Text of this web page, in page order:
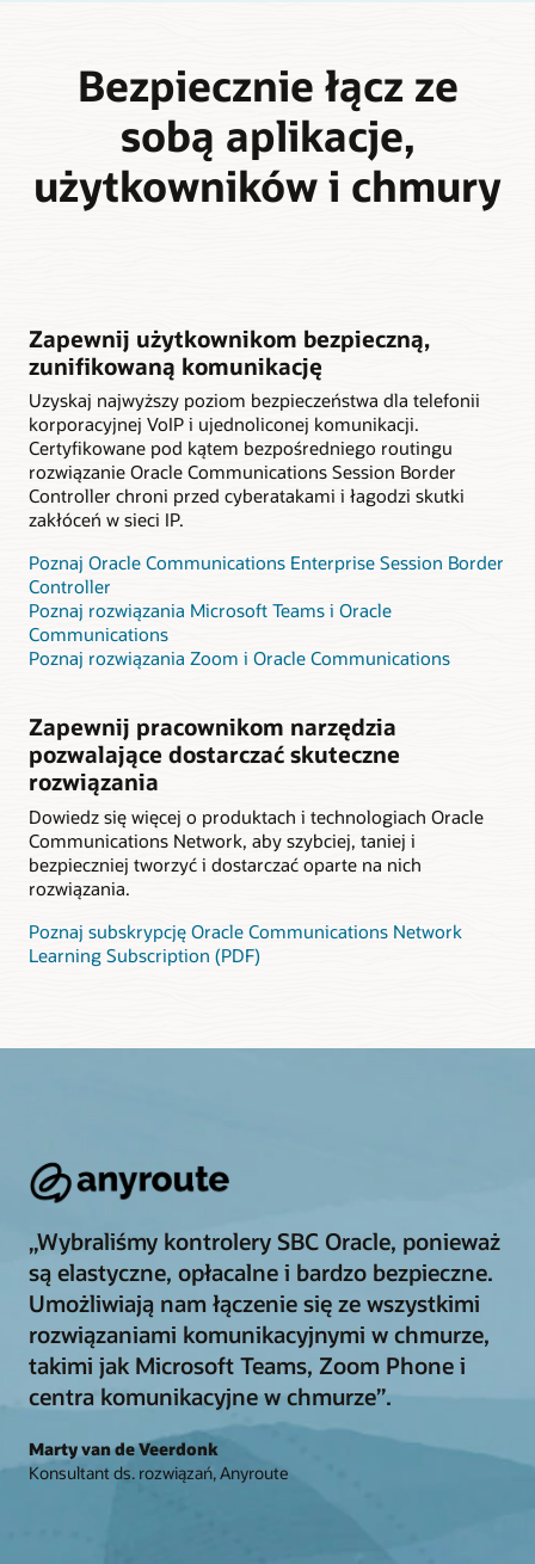
Bezpiecznie łącz ze
sobą aplikacje,
użytkowników i chmury
Zapewnij użytkownikom bezpieczną,
zunifikowaną komunikację
Uzyskaj najwyższy poziom bezpieczeństwa dla telefonii
korporacyjnej VoIP i ujednoliconej komunikacji.
Certyfikowane pod kątem bezpośredniego routingu
rozwiązanie Oracle Communications Session Border
Controller chroni przed cyberatakami i łagodzi skutki
zakłóceń w sieci IP.
Poznaj Oracle Communications Enterprise Session Border
Controller
Poznaj rozwiązania Microsoft Teams i Oracle
Communications
Poznaj rozwiązania Zoom i Oracle Communications
Zapewnij pracownikom narzędzia
pozwalające dostarczać skuteczne
rozwiązania
Dowiedz się więcej o produktach i technologiach Oracle
Communications Network, aby szybciej, taniej i
bezpieczniej tworzyć i dostarczać oparte na nich
rozwiązania.
Poznaj subskrypcję Oracle Communications Network
Learning Subscription (PDF)
„Wybraliśmy kontrolery SBC Oracle, ponieważ
są elastyczne, opłacalne i bardzo bezpieczne.
Umożliwiają nam łączenie się ze wszystkimi
rozwiązaniami komunikacyjnymi w chmurze,
takimi jak Microsoft Teams, Zoom Phone i
centra komunikacyjne w chmurze”.
Marty van de Veerdonk
Konsultant ds. rozwiązań, Anyroute